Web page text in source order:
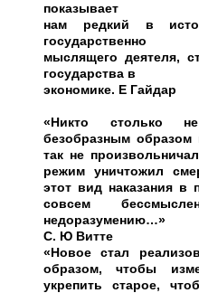
показывает
нам редкий в
государственно
мыслящего деятеля,
государства в
экономике. Е Гайдар
«Никто столько
безобразным образом
так не
режим уничтожил
этот вид наказания в
совсем
недоразумению…»
С. Ю Витте
«Новое стал
образом, чтобы
укрепить старое,